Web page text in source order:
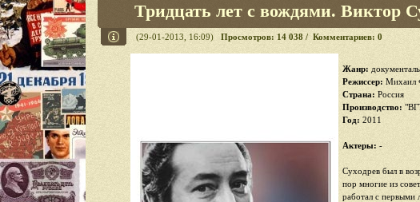
Тридцать лет с вождями. Виктор
(29-01-2013, 16:09) Просмотров: 14 038 / Комментариев: 0
Жанр:
Режиссер: Михаил
Страна: Россия
Производство:
Год: 2011
Актеры: -
Суходрев был в
пор многие из
работал с